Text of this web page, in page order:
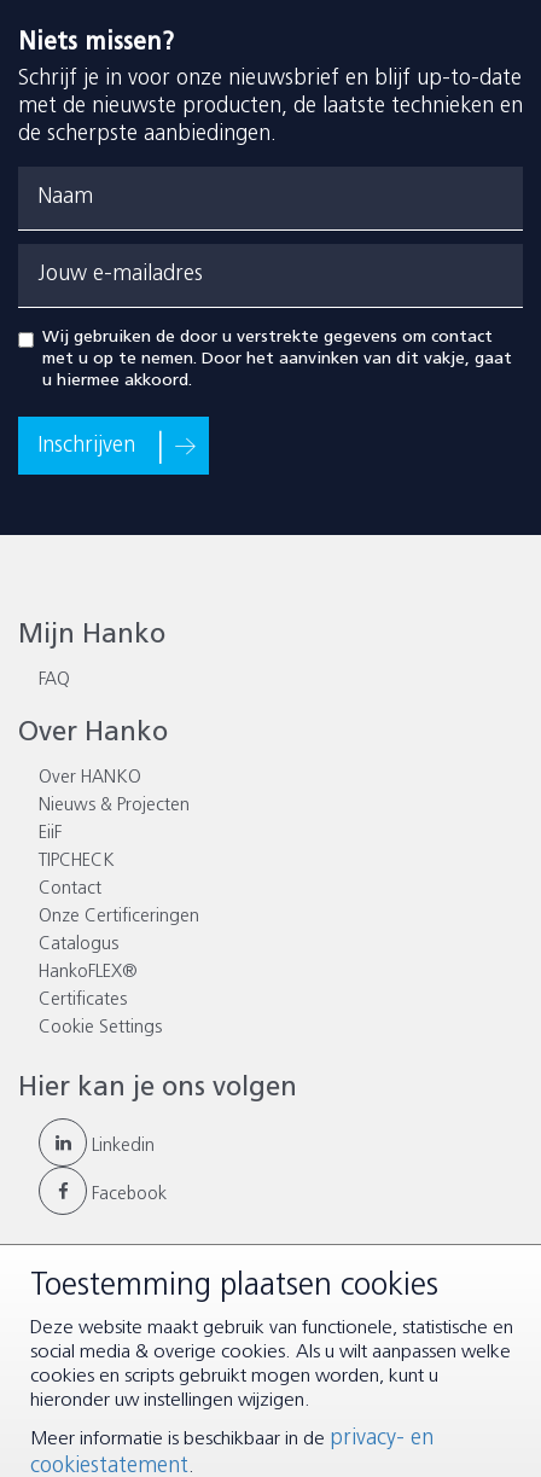
Niets missen?
Schrijf je in voor onze nieuwsbrief en blijf up-to-date
met de nieuwste producten, de laatste technieken en
de scherpste aanbiedingen.
Naam
Jouw e-mailadres
Wij gebruiken de door u verstrekte gegevens om contact
met u op te nemen. Door het aanvinken van dit vakje, gaat
u hiermee akkoord.
Inschrijven
Mijn Hanko
FAQ
Over Hanko
Over HANKO
Nieuws & Projecten
EiiF
TIPCHECK
Contact
Onze Certificeringen
Catalogus
HankoFLEX®
Certificates
Cookie Settings
Hier kan je ons volgen
Linkedin
Facebook
© Copyright 2026 |Algemene voorwaarden
Disclaimer &
Privacy
Toestemming plaatsen cookies
Deze website maakt gebruik van functionele, statistische en
social media & overige cookies. Als u wilt aanpassen welke
cookies en scripts gebruikt mogen worden, kunt u
hieronder uw instellingen wijzigen.
Meer informatie is beschikbaar in de privacy- en
cookiestatement.